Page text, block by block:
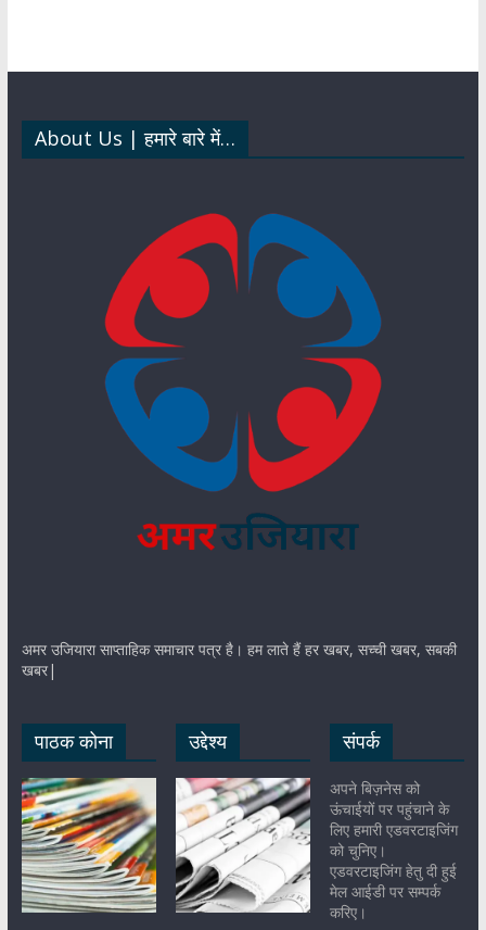
p
p
o
k
m
dI
n
About Us | हमारे बारे में…
अमर उजियारा साप्ताहिक समाचार पत्र है। हम लाते हैं हर खबर, सच्ची खबर, सबकी
खबर|
पाठक कोना उद्देश्य संपर्क
अपने बिज़नेस को
ऊंचाईयों पर पहुंचाने के
लिए हमारी एडवरटाइजिंग
को चुनिए।
एडवरटाइजिंग हेतु दी हुई
मेल आईडी पर सम्पर्क
करिए।